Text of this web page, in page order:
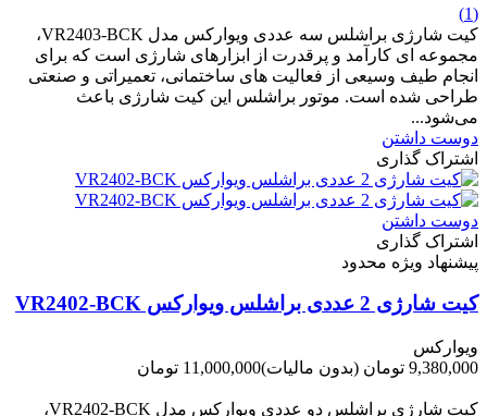
(1)
کیت شارژی براشلس سه عددی ویوارکس مدل VR2403-BCK،
مجموعه ای کارآمد و پرقدرت از ابزارهای شارژی است که برای
انجام طیف وسیعی از فعالیت های ساختمانی، تعمیراتی و صنعتی
طراحی شده است. موتور براشلس این کیت شارژی باعث
می‌شود...
دوست داشتن
اشتراک گذاری
دوست داشتن
اشتراک گذاری
پیشنهاد ویژه محدود
کیت شارژی 2 عددی براشلس ویوارکس VR2402-BCK
ویوارکس
9,380,000 تومان
(بدون مالیات)11,000,000 تومان
کیت شارژی براشلس دو عددی ویوارکس مدل VR2402-BCK،